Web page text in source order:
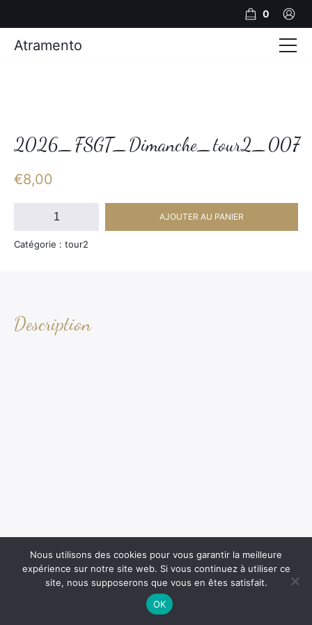
2026_FSGT_Dimanche_tour2_007
€8,00
quantité
2026_FSGT_Dimanche_tour2_007
AJOUTER AU PANIER
Catégorie : tour2
Description
0
Atramento
Photos
Nous utilisons des cookies pour vous garantir la meilleure
expérience sur notre site web. Si vous continuez à utiliser ce
site, nous supposerons que vous en êtes satisfait.
OK